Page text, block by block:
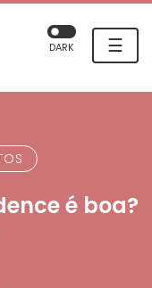
☰
DARK
é boa?